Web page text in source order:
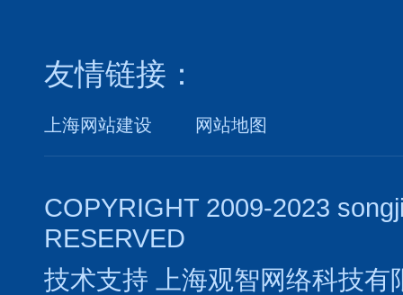
友情链接：
上海网站建设 网站地图
COPYRIGHT 2009-2023
RESERVED
技术支持
上海观智网络科技有